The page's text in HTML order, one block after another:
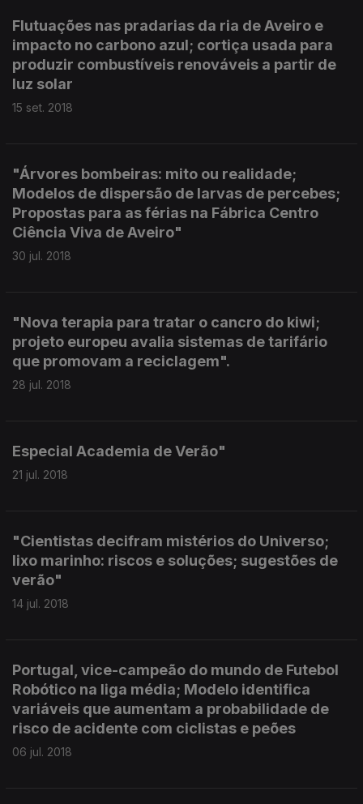
Flutuações nas pradarias da ria de Aveiro e
impacto no carbono azul; cortiça usada para
produzir combustíveis renováveis a partir de
luz solar
15 set. 2018
"Árvores bombeiras: mito ou realidade;
Modelos de dispersão de larvas de percebes;
Propostas para as férias na Fábrica Centro
Ciência Viva de Aveiro"
30 jul. 2018
"Nova terapia para tratar o cancro do kiwi;
projeto europeu avalia sistemas de tarifário
que promovam a reciclagem".
28 jul. 2018
Especial Academia de Verão"
21 jul. 2018
"Cientistas decifram mistérios do Universo;
lixo marinho: riscos e soluções; sugestões de
verão"
14 jul. 2018
Portugal, vice-campeão do mundo de Futebol
Robótico na liga média; Modelo identifica
variáveis que aumentam a probabilidade de
risco de acidente com ciclistas e peões
06 jul. 2018